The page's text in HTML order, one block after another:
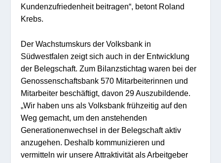
Kundenzufriedenheit beitragen“, betont Roland
Krebs.
Der Wachstumskurs der Volksbank in
Südwestfalen zeigt sich auch in der Entwicklung
der Belegschaft. Zum Bilanzstichtag waren bei der
Genossenschaftsbank 570 Mitarbeiterinnen und
Mitarbeiter beschäftigt, davon 29 Auszubildende.
„Wir haben uns als Volksbank frühzeitig auf den
Weg gemacht, um den anstehenden
Generationenwechsel in der Belegschaft aktiv
anzugehen. Deshalb kommunizieren und
vermitteln wir unsere Attraktivität als Arbeitgeber